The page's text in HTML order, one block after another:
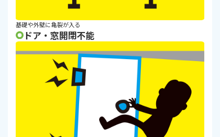
基礎や外壁に亀裂が入る
ドア・窓開閉不能